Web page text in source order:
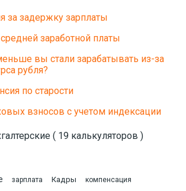
за задержку зарплаты
заработной платы
вы стали зарабатывать из-за
рубля?
по старости
взносов с учетом индексации
( 19 калькуляторов )
зарплата Кадры компенсация